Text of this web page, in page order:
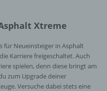
Xtreme
für Neueinsteiger in Asphalt
Karriere freigeschaltet. Auch
spielen, denn diese bringt am
zum Upgrade deiner
Versuche dabei stets eine